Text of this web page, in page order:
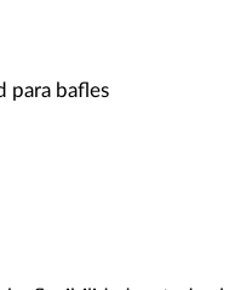
para bafles